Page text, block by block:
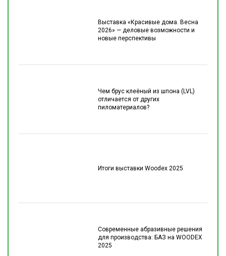
Выставка «Красивые дома. Весна
2026» — деловые возможности и
новые перспективы
Чем брус клеёный из шпона (LVL)
отличается от других
пиломатериалов?
Итоги выставки Woodex 2025
Современные абразивные решения
для производства: БАЗ на WOODEX
2025